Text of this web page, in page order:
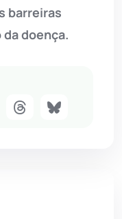
barreiras
doença.